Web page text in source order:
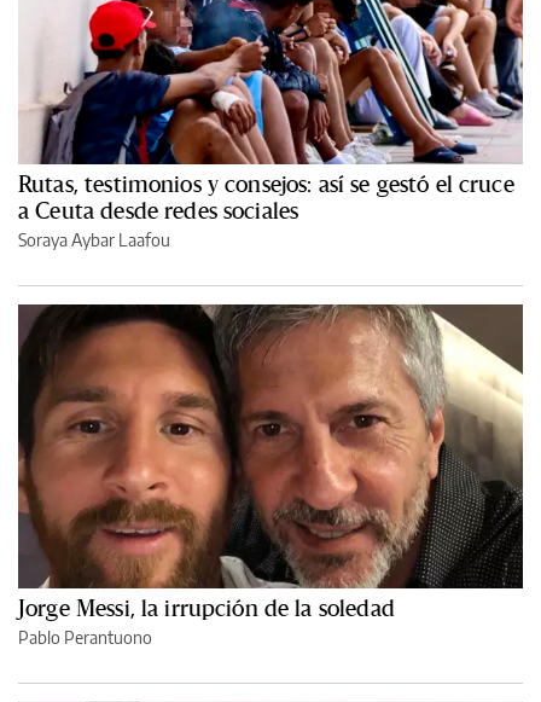
Rutas, testimonios y consejos: así se gestó el cruce
a Ceuta desde redes sociales
Soraya Aybar Laafou
Jorge Messi, la irrupción de la soledad
Pablo Perantuono